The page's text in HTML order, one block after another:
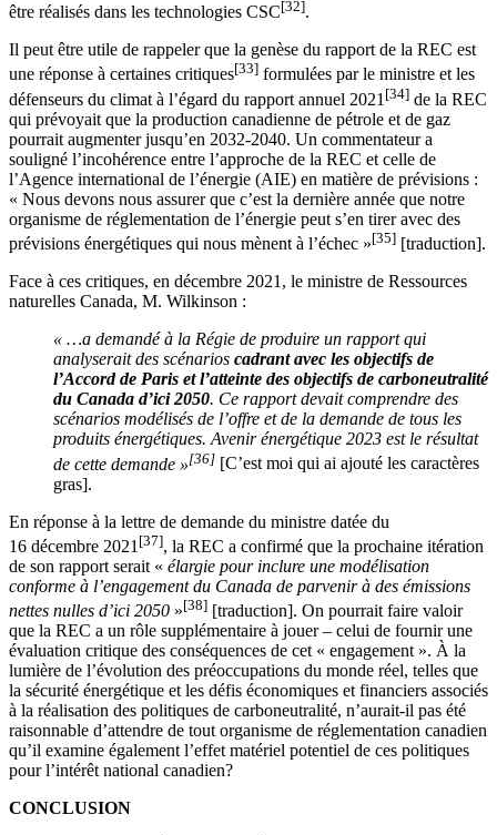
être réalisés dans les technologies CSC[32].
Il peut être utile de rappeler que la genèse du rapport de la REC est
une réponse à certaines critiques[33] formulées par le ministre et les
défenseurs du climat à l’égard du rapport annuel 2021 [34] de la REC
qui prévoyait que la production canadienne de pétrole et de gaz
pourrait augmenter jusqu’en 2032-2040. Un commentateur a
souligné l’incohérence entre l’approche de la REC et celle de
l’Agence international de l’énergie (AIE) en matière de prévisions :
« Nous devons nous assurer que c’est la dernière année que notre
organisme de réglementation de l’énergie peut s’en tirer avec des
prévisions énergétiques qui nous mènent à l’échec »[35] [traduction].
Face à ces critiques, en décembre 2021, le ministre de Ressources
naturelles Canada, M. Wilkinson :
« …a demandé à la Régie de produire un rapport qui
analyserait des scénarios cadrant avec les objectifs de
l’Accord de Paris et l’atteinte des objectifs de carboneutralité
du Canada d’ici 2050. Ce rapport devait comprendre des
scénarios modélisés de l’offre et de la demande de tous les
produits énergétiques. Avenir énergétique 2023 est le résultat
de cette demande »[36] [C’est moi qui ai ajouté les caractères
gras].
En réponse à la lettre de demande du ministre datée du
16 décembre 2021 [37], la REC a confirmé que la prochaine itération
de son rapport serait « élargie pour inclure une modélisation
conforme à l’engagement du Canada de parvenir à des émissions
nettes nulles d’ici 2050 »[38] [traduction]. On pourrait faire valoir
que la REC a un rôle supplémentaire à jouer – celui de fournir une
évaluation critique des conséquences de cet « engagement ». À la
lumière de l’évolution des préoccupations du monde réel, telles que
la sécurité énergétique et les défis économiques et financiers associés
à la réalisation des politiques de carboneutralité, n’aurait-il pas été
raisonnable d’attendre de tout organisme de réglementation canadien
qu’il examine également l’effet matériel potentiel de ces politiques
pour l’intérêt national canadien?
CONCLUSION